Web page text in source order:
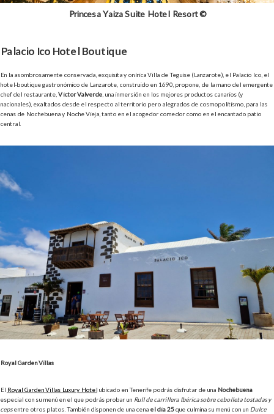
Princesa Yaiza Suite Hotel Resort ©
Palacio Ico Hotel Boutique
En la asombrosamente conservada, exquisita y onírica Villa de Teguise (Lanzarote), el Palacio Ico, el
hotel-boutique gastronómico de Lanzarote, construido en 1690, propone, de la mano del emergente
chef del restaurante, Víctor Valverde , una inmersión en los mejores productos canarios (y
nacionales), exaltados desde el respecto al territorio pero alegrados de cosmopolitismo, para las
cenas de Nochebuena y Noche Vieja, tanto en el acogedor comedor como en el encantado patio
central.
Royal Garden Villas
El Royal Garden Villas Luxury Hotel ubicado en Tenerife podrás disfrutar de una Nochebuena
especial con su menú en el que podrás probar un Rull de carrillera Ibérica sobre cebolleta tostadas y
cepsentre otros platos. También disponen de una cena el día 25que culmina su menú con un Dulce